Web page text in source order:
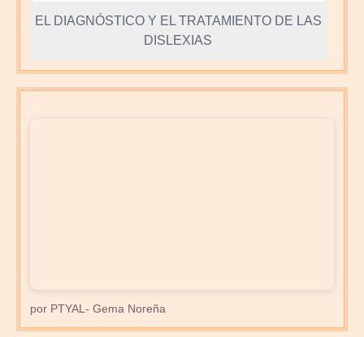
EL DIAGNÓSTICO Y EL TRATAMIENTO DE LAS
DISLEXIAS
por PTYAL- Gema Noreña